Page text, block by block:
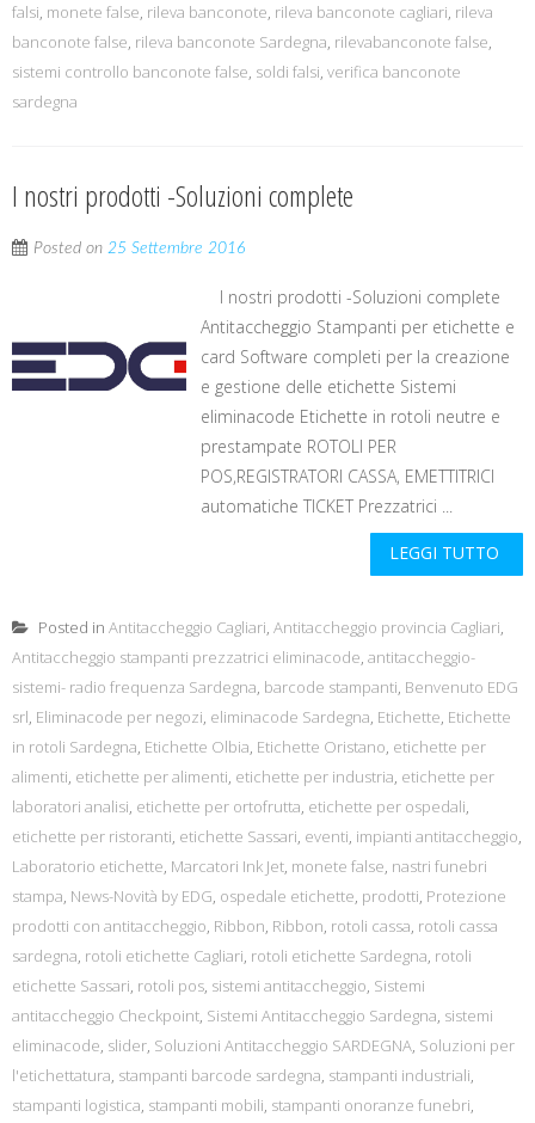
falsi, monete false, rileva banconote, rileva banconote cagliari, rileva
banconote false, rileva banconote Sardegna, rilevabanconote false,
sistemi controllo banconote false, soldi falsi, verifica banconote
sardegna
I nostri prodotti -Soluzioni complete
Posted on 25 Settembre 2016
I nostri prodotti -Soluzioni complete
Antitaccheggio Stampanti per etichette e
card Software completi per la creazione
e gestione delle etichette Sistemi
eliminacode Etichette in rotoli neutre e
prestampate ROTOLI PER
POS,REGISTRATORI CASSA, EMETTITRICI
automatiche TICKET Prezzatrici ...
LEGGI TUTTO
Posted in Antitaccheggio Cagliari, Antitaccheggio provincia Cagliari,
Antitaccheggio stampanti prezzatrici eliminacode, antitaccheggio-
sistemi- radio frequenza Sardegna, barcode stampanti, Benvenuto EDG
srl, Eliminacode per negozi, eliminacode Sardegna, Etichette, Etichette
in rotoli Sardegna, Etichette Olbia, Etichette Oristano, etichette per
alimenti, etichette per alimenti, etichette per industria, etichette per
laboratori analisi, etichette per ortofrutta, etichette per ospedali,
etichette per ristoranti, etichette Sassari, eventi, impianti antitaccheggio,
Laboratorio etichette, Marcatori Ink Jet, monete false, nastri funebri
stampa, News-Novità by EDG, ospedale etichette, prodotti, Protezione
prodotti con antitaccheggio, Ribbon, Ribbon, rotoli cassa, rotoli cassa
sardegna, rotoli etichette Cagliari, rotoli etichette Sardegna, rotoli
etichette Sassari, rotoli pos, sistemi antitaccheggio, Sistemi
antitaccheggio Checkpoint, Sistemi Antitaccheggio Sardegna, sistemi
eliminacode, slider, Soluzioni Antitaccheggio SARDEGNA, Soluzioni per
l'etichettatura, stampanti barcode sardegna, stampanti industriali,
stampanti logistica, stampanti mobili, stampanti onoranze funebri,